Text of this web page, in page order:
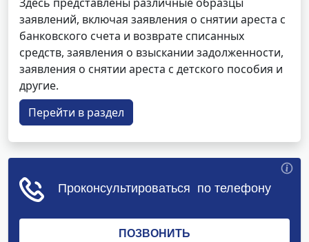
заявлений, включая заявления о снятии ареста с
банковского счета и возврате списанных
средств, заявления о взыскании задолженности,
заявления о снятии ареста с детского пособия и
другие.
Перейти в раздел